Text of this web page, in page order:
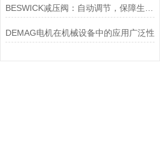
DEMAG电机在机械设备中的应用广泛性